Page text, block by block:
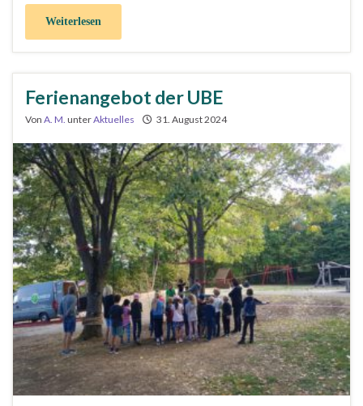
Weiterlesen
Ferienangebot der UBE
Von A. M. unterAktuelles 31. August 2024